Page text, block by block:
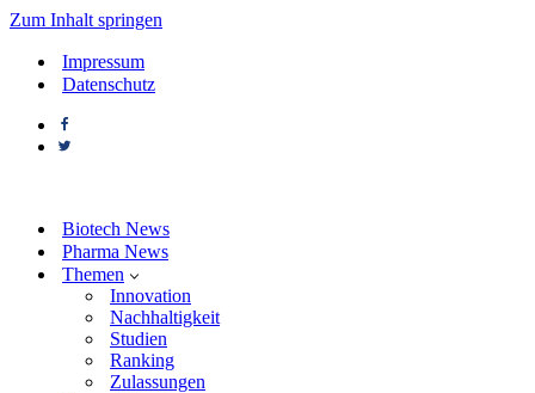
Zum Inhalt springen
Impressum
Datenschutz
Biotech News
Pharma News
Themen
Innovation
Nachhaltigkeit
Studien
Ranking
Zulassungen